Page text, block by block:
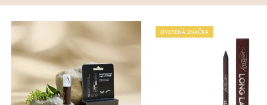
OVERENÁ ZNAČKA